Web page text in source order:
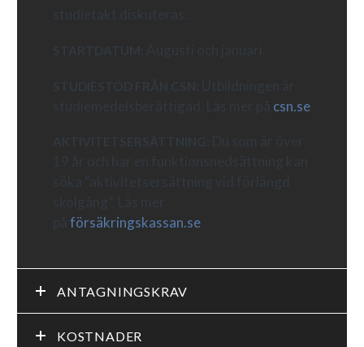
csn.se
försäkringskassan.se
ANTAGNINGSKRAV
KOSTNADER